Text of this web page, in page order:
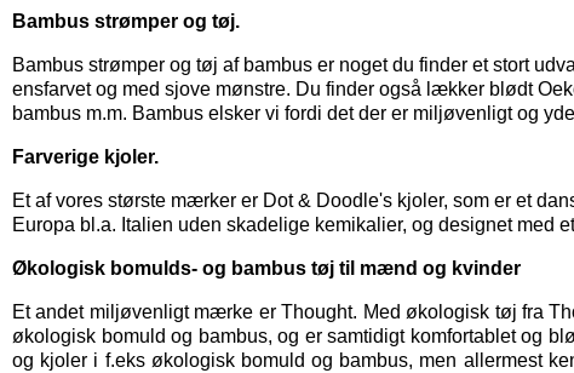
Bambus strømper og tøj.
Bambus strømper og tøj af bambus er noget du finder et stort
ensfarvet og med sjove mønstre. Du finder også lækker blødt
bambus m.m. Bambus elsker vi fordi det der er miljøvenligt og
Farverige kjoler.
Et af vores største mærker er Dot & Doodle's kjoler, som er et
Europa bl.a. Italien uden skadelige kemikalier, og designet med
Økologisk bomulds- og bambus tøj til mænd og kvinder
Et andet miljøvenligt mærke erThought. Med økologisk tøj fra
økologisk bomuld og bambus, og er samtidigt komfortablet og
og kjoler i f.eks økologisk bomuld og bambus, men allermest